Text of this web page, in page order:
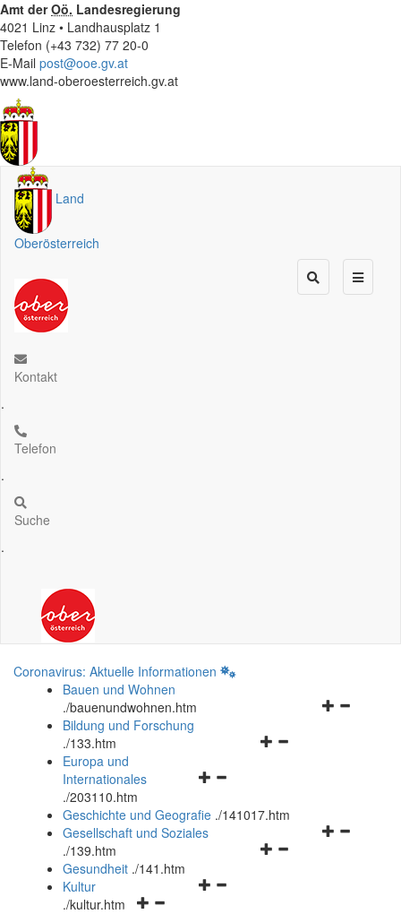
Amt derOö. Landesregierung
4021 Linz • Landhausplatz 1
Telefon (+43 732) 77 20-0
E-Mail post@ooe.gv.at
www.land-oberoesterreich.gv.at
Land
Oberösterreich
Kontakt
.
Telefon
.
Suche
.
Coronavirus: Aktuelle Informationen
Bauen und Wohnen
./bauenundwohnen.htm
Navigationsmenü
Bildung und Forschung
./133.htm
Navigationsmenü
und
schließen
Europa und
Internationales
./203110.htm
Geschichte und Geografie ./141017.htm
Navigationsmenü
Gesellschaft und Soziales
./139.htm
Navigationsmenü
Gesundheit ./141.htm
Navigationsmenü
Kultur
./kultur.htm